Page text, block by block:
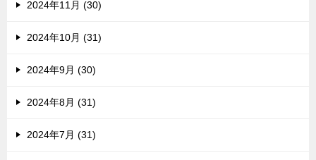
2024年11月 (30)
2024年10月 (31)
2024年9月 (30)
2024年8月 (31)
2024年7月 (31)